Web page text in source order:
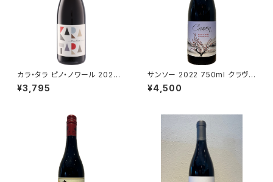
カラ・タラ ピノ・ノワール 2024
750ml
¥3,795
サンソー 2022 750ml クラヴァ
ン ワインズ
¥4,500